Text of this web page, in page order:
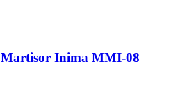
Inima MMI-08